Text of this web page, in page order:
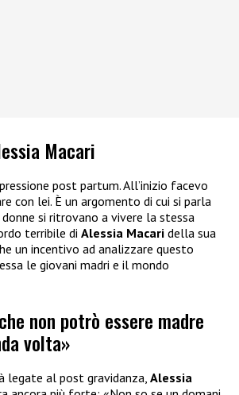
Macari
post partum. All’inizio facevo
con lei. È un argomento di cui si parla
si ritrovano a vivere la stessa
terribile di Alessia Macari della sua
un incentivo ad analizzare questo
le giovani madri e il mondo
non potrò essere madre
volta»
al post gravidanza, Alessia